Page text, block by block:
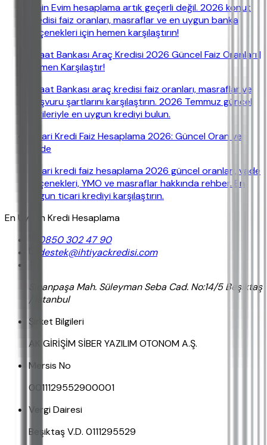
Emin Evim hesaplama artık geçerli değil. 2026 konut
kredisi faiz oranları, masraflar ve en uygun banka
seçenekleri için hemen karşılaştırın!
Ziraat Bankası Araç Kredisi 2026 Güncel Faiz Oranları |
Hemen Karşılaştır!
Ziraat Bankası araç kredisi faiz oranları, masraflar ve
başvuru şartlarını karşılaştırın. 2026 Temmuz güncel
verileriyle en uygun krediyi bulun.
Ticari Kredi Faiz Hesaplama 2026: Güncel Oran ve
Vade
Ticari kredi faiz hesaplama 2026 güncel oranları, vade
seçenekleri, YMO ve masraflar hakkında rehber. En
uygun ticari krediyi karşılaştırın.
En Uygun Kredi Hesaplama
0850 302 47 90
destek@ihtiyackredisi.com
Sinanpaşa Mah. Süleyman Seba Cad. No:14/5 Beşiktaş
/ İstanbul
Şirket Bilgileri
AK GİRİŞİM SİBER YAZILIM OTONOM A.Ş.
Mersis No
0011129552900001
Vergi Dairesi
Beşiktaş V.D. 0111295529